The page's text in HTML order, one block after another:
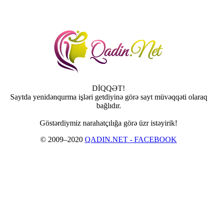
DİQQƏT!
Saytda yenidənqurma işləri getdiyinə görə sayt müvəqqəti olaraq
bağlıdır.
Göstərdiymiz narahatçılığa görə üzr istəyirik!
© 2009–2020 QADIN.NET - FACEBOOK